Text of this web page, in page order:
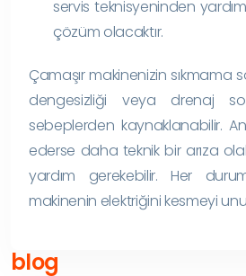
servis teknisyeninden
çözüm olacaktır.
Çamaşır makinenizin sıkmama
dengesizliği veya drenaj
sebeplerden kaynaklanabilir.
ederse daha teknik bir arıza
yardım gerekebilir. Her
makinenin elektriğini kesmeyi
blog